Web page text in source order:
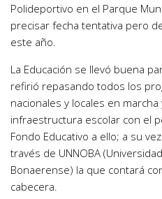
Polideportivo en el Parque
precisar fecha tentativa pero
este año.
La Educación se llevó buena
refirió repasando todos los
nacionales y locales en
infraestructura escolar con el
Fondo Educativo a ello; a su
través de UNNOBA
Bonaerense) la que contará
cabecera.